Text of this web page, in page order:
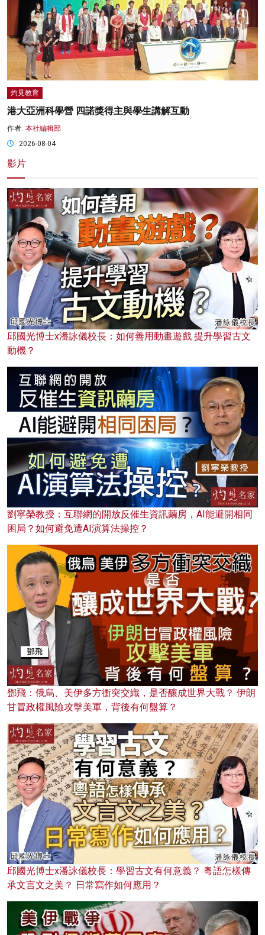
灼見教育
港大亞洲科學營 四諾獎得主與學生講解互動
作者: 本社編輯部
2026-08-04
影片
邱國光博士x潘詠儀校長：如何善用動畫遊戲 提升學習古文
動機？
劉寧榮教授：互聯網的開放反催生資訊繭房，AI能避開相同
困局？如何避免遭AI演算法操控？
鄧飛：俄烏、美伊多方衝突交織，是否釀成世界大戰？ 伊朗
甘冒政權風險攻擊美軍，背後有何盤算？
邱國光博士x潘詠儀校長：學習古文有何意義？ 粵語怎樣傳
承文言文之美？ 日常寫作如何應用？